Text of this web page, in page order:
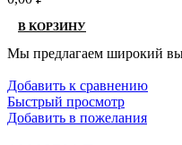
В КОРЗИНУ
Мы предлагаем широкий
Добавить к сравнению
Быстрый просмотр
Добавить в пожелания